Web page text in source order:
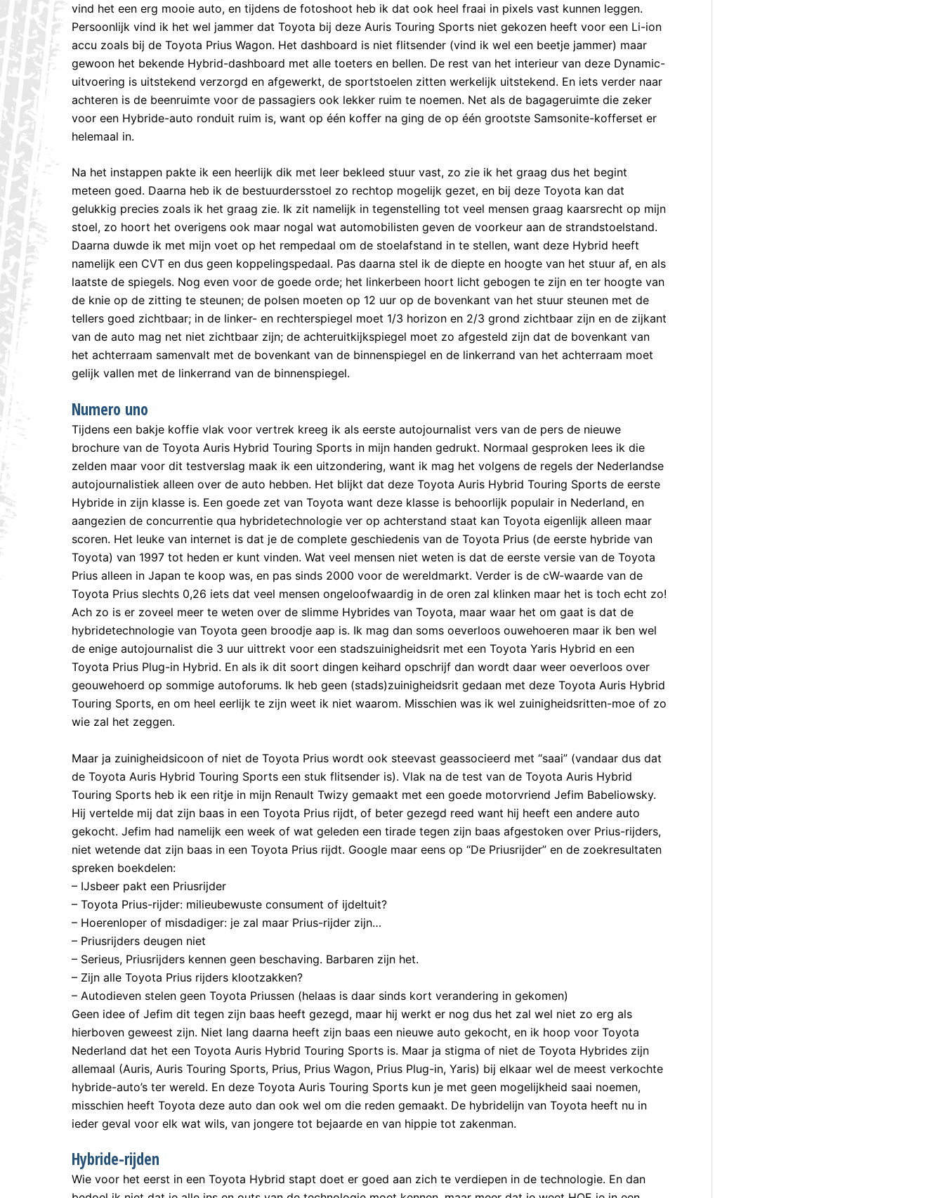
vind het een erg mooie auto, en tijdens de fotoshoot heb ik dat ook heel fraai in pixels vast kunnen leggen.
Persoonlijk vind ik het wel jammer dat Toyota bij deze Auris Touring Sports niet gekozen heeft voor een Li-ion
accu zoals bij de Toyota Prius Wagon. Het dashboard is niet flitsender (vind ik wel een beetje jammer) maar
gewoon het bekende Hybrid-dashboard met alle toeters en bellen. De rest van het interieur van deze Dynamic-
uitvoering is uitstekend verzorgd en afgewerkt, de sportstoelen zitten werkelijk uitstekend. En iets verder naar
achteren is de beenruimte voor de passagiers ook lekker ruim te noemen. Net als de bagageruimte die zeker
voor een Hybride-auto ronduit ruim is, want op één koffer na ging de op één grootste Samsonite-kofferset er
helemaal in.
Na het instappen pakte ik een heerlijk dik met leer bekleed stuur vast, zo zie ik het graag dus het begint
meteen goed. Daarna heb ik de bestuurdersstoel zo rechtop mogelijk gezet, en bij deze Toyota kan dat
gelukkig precies zoals ik het graag zie. Ik zit namelijk in tegenstelling tot veel mensen graag kaarsrecht op mijn
stoel, zo hoort het overigens ook maar nogal wat automobilisten geven de voorkeur aan de strandstoelstand.
Daarna duwde ik met mijn voet op het rempedaal om de stoelafstand in te stellen, want deze Hybrid heeft
namelijk een CVT en dus geen koppelingspedaal. Pas daarna stel ik de diepte en hoogte van het stuur af, en als
laatste de spiegels. Nog even voor de goede orde; het linkerbeen hoort licht gebogen te zijn en ter hoogte van
de knie op de zitting te steunen; de polsen moeten op 12 uur op de bovenkant van het stuur steunen met de
tellers goed zichtbaar; in de linker- en rechterspiegel moet 1/3 horizon en 2/3 grond zichtbaar zijn en de zijkant
van de auto mag net niet zichtbaar zijn; de achteruitkijkspiegel moet zo afgesteld zijn dat de bovenkant van
het achterraam samenvalt met de bovenkant van de binnenspiegel en de linkerrand van het achterraam moet
gelijk vallen met de linkerrand van de binnenspiegel.
Numero uno
Tijdens een bakje koffie vlak voor vertrek kreeg ik als eerste autojournalist vers van de pers de nieuwe
brochure van de Toyota Auris Hybrid Touring Sports in mijn handen gedrukt. Normaal gesproken lees ik die
zelden maar voor dit testverslag maak ik een uitzondering, want ik mag het volgens de regels der Nederlandse
autojournalistiek alleen over de auto hebben. Het blijkt dat deze Toyota Auris Hybrid Touring Sports de eerste
Hybride in zijn klasse is. Een goede zet van Toyota want deze klasse is behoorlijk populair in Nederland, en
aangezien de concurrentie qua hybridetechnologie ver op achterstand staat kan Toyota eigenlijk alleen maar
scoren. Het leuke van internet is dat je de complete geschiedenis van de Toyota Prius (de eerste hybride van
Toyota) van 1997 tot heden er kunt vinden. Wat veel mensen niet weten is dat de eerste versie van de Toyota
Prius alleen in Japan te koop was, en pas sinds 2000 voor de wereldmarkt. Verder is de cW-waarde van de
Toyota Prius slechts 0,26 iets dat veel mensen ongeloofwaardig in de oren zal klinken maar het is toch echt zo!
Ach zo is er zoveel meer te weten over de slimme Hybrides van Toyota, maar waar het om gaat is dat de
hybridetechnologie van Toyota geen broodje aap is. Ik mag dan soms oeverloos ouwehoeren maar ik ben wel
de enige autojournalist die 3 uur uittrekt voor een stadszuinigheidsrit met een Toyota Yaris Hybrid en een
Toyota Prius Plug-in Hybrid. En als ik dit soort dingen keihard opschrijf dan wordt daar weer oeverloos over
geouwehoerd op sommige autoforums. Ik heb geen (stads)zuinigheidsrit gedaan met deze Toyota Auris Hybrid
Touring Sports, en om heel eerlijk te zijn weet ik niet waarom. Misschien was ik wel zuinigheidsritten-moe of zo
wie zal het zeggen.
Maar ja zuinigheidsicoon of niet de Toyota Prius wordt ook steevast geassocieerd met “saai” (vandaar dus dat
de Toyota Auris Hybrid Touring Sports een stuk flitsender is). Vlak na de test van de Toyota Auris Hybrid
Touring Sports heb ik een ritje in mijn Renault Twizy gemaakt met een goede motorvriend Jefim Babeliowsky.
Hij vertelde mij dat zijn baas in een Toyota Prius rijdt, of beter gezegd reed want hij heeft een andere auto
gekocht. Jefim had namelijk een week of wat geleden een tirade tegen zijn baas afgestoken over Prius-rijders,
niet wetende dat zijn baas in een Toyota Prius rijdt. Google maar eens op “De Priusrijder” en de zoekresultaten
spreken boekdelen:
– IJsbeer pakt een Priusrijder
– Toyota Prius-rijder: milieubewuste consument of ijdeltuit?
– Hoerenloper of misdadiger: je zal maar Prius-rijder zijn…
– Priusrijders deugen niet
– Serieus, Priusrijders kennen geen beschaving. Barbaren zijn het.
– Zijn alle Toyota Prius rijders klootzakken?
– Autodieven stelen geen Toyota Priussen (helaas is daar sinds kort verandering in gekomen)
Geen idee of Jefim dit tegen zijn baas heeft gezegd, maar hij werkt er nog dus het zal wel niet zo erg als
hierboven geweest zijn. Niet lang daarna heeft zijn baas een nieuwe auto gekocht, en ik hoop voor Toyota
Nederland dat het een Toyota Auris Hybrid Touring Sports is. Maar ja stigma of niet de Toyota Hybrides zijn
allemaal (Auris, Auris Touring Sports, Prius, Prius Wagon, Prius Plug-in, Yaris) bij elkaar wel de meest verkochte
hybride-auto’s ter wereld. En deze Toyota Auris Touring Sports kun je met geen mogelijkheid saai noemen,
misschien heeft Toyota deze auto dan ook wel om die reden gemaakt. De hybridelijn van Toyota heeft nu in
ieder geval voor elk wat wils, van jongere tot bejaarde en van hippie tot zakenman.
Hybride-rijden
Wie voor het eerst in een Toyota Hybrid stapt doet er goed aan zich te verdiepen in de technologie. En dan